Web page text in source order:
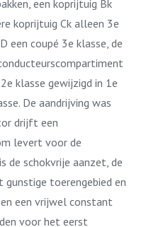
een koprijtuig Bk
koprijtuig Ck alleen 3e
een coupé 3e klasse, de
klasse gewijzigd in 1e
De aandrijving was
drijft een
levert voor de
de schokvrije aanzet, de
toerengebied en
een vrijwel constant
voor het eerst